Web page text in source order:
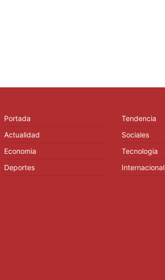
Portada
Actualidad
Economia
Deportes
Tendencia
Sociales
Tecnologia
Internacional